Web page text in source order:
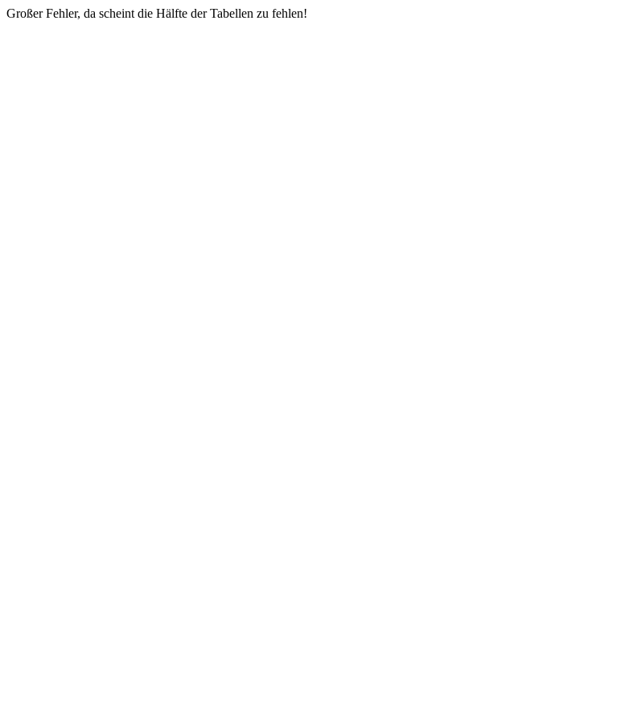
Großer Fehler, da scheint die Hälfte der Tabellen zu fehlen!